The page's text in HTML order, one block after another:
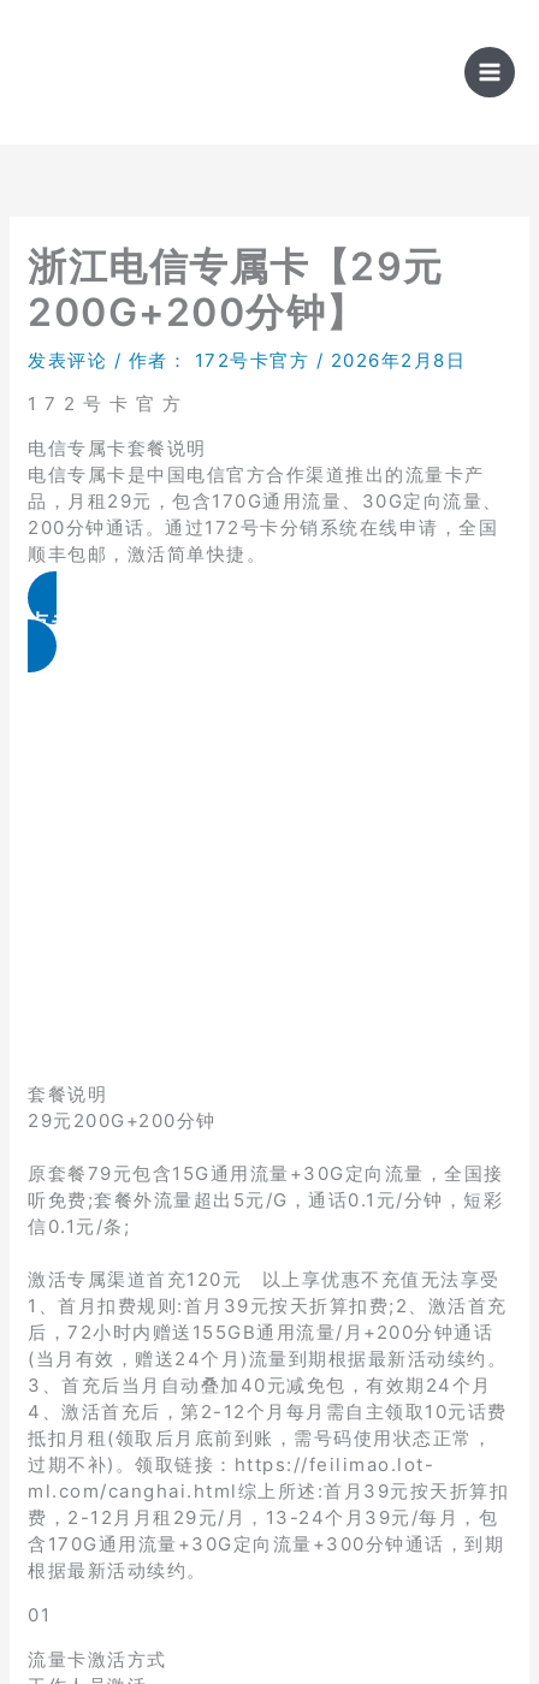
浙江电信专属卡【29元
200G+200分钟】
发表评论 / 作者： 172号卡官方 / 2026年2月8日
1 7 2 号 卡 官 方
电信专属卡套餐说明
电信专属卡是中国电信官方合作渠道推出的流量卡产
品，月租29元，包含170G通用流量、30G定向流量、
200分钟通话。通过172号卡分销系统在线申请，全国
顺丰包邮，激活简单快捷。
点击免费领取
套餐说明
29元200G+200分钟
原套餐79元包含15G通用流量+30G定向流量，全国接
听免费;套餐外流量超出5元/G，通话0.1元/分钟，短彩
信0.1元/条;
激活专属渠道首充120元 以上享优惠不充值无法享受
1、首月扣费规则:首月39元按天折算扣费;2、激活首充
后，72小时内赠送155GB通用流量/月+200分钟通话
(当月有效，赠送24个月)流量到期根据最新活动续约。
3、首充后当月自动叠加40元减免包，有效期24个月
4、激活首充后，第2-12个月每月需自主领取10元话费
抵扣月租(领取后月底前到账，需号码使用状态正常，
过期不补)。领取链接：https://feilimao.lot-
ml.com/canghai.html综上所述:首月39元按天折算扣
费，2-12月月租29元/月，13-24个月39元/每月，包
含170G通用流量+30G定向流量+300分钟通话，到期
根据最新活动续约。
01
流量卡激活方式